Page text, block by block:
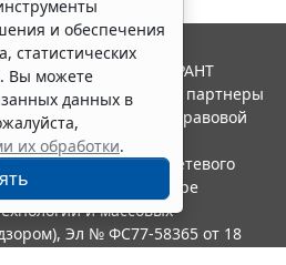
и обеспечения
статистических
Вы можете
данных в
их обработки.
2026. Система ГАРАНТ
Компания "Гарант" и ее партнеры
ассоциации правовой
в качестве сетевого
по надзору в сфере
и массовых
Эл № ФС77-58365 от 18